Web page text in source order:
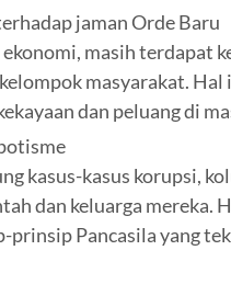
jaman Orde Baru
masih terdapat
masyarakat. Hal
dan peluang di
kasus-kasus korupsi,
dan keluarga mereka.
Pancasila yang